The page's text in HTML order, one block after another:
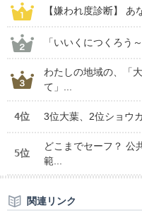
【嫌われ度診断】 あ
「いいくにつくろ
わたしの地域の、「
て」...
4位 3位大葉、2位ショウ
5位
どこまでセーフ？ 公
範...
関連リンク